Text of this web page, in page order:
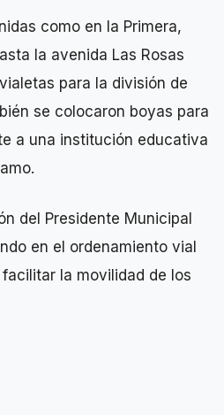
como en la Primera,
la avenida Las Rosas
para la división de
se colocaron boyas para
a una institución educativa
del Presidente Municipal
en el ordenamiento vial
la movilidad de los